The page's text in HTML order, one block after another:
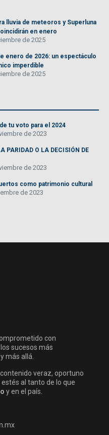
lluvia de meteoros y Superluna
en enero
de 2025
enero de 2026: un espectáculo
imperdible
de 2025
tu voto para el 2024
de 2023
PARIDAD O LA DECISIÓN DE
de 2023
como patrimonio cultural
de 2023
con
sucesos más
más allá.
veraz, oportuno
al tanto de lo que
y en el país.